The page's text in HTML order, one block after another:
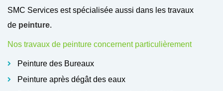
SMC Services est spécialisée aussi dans les travaux
de peinture.
Nos travaux de peinture concernent particulièrement
Peinture des Bureaux
Peinture après dégât des eaux